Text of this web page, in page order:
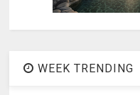
WEEK TRENDING